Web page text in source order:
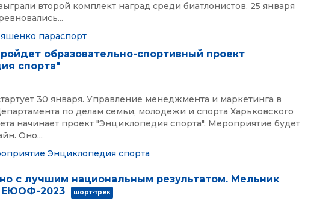
второй комплект наград среди биатлонистов. 25 января
параспорт
образовательно-спортивный проект
спорта"
30 января. Управление менеджмента и маркетинга в
по делам семьи, молодежи и спорта Харьковского
начинает проект "Энциклопедия спорта". Мероприятие будет
Оно...
Энциклопедия спорта
с лучшим национальным результатом. Мельник
ЕЮОФ-2023
шорт-трек